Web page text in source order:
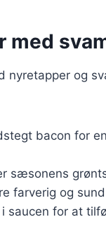
med
nyretapper og
bacon for
sæsonens
farverig og
i saucen for at